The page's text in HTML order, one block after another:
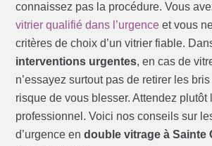
connaissez pas la procédure. Vous
vitrier qualifié dans l’urgence et vous
critères de choix d’un vitrier fiable.
interventions urgentes, en cas de
n’essayez surtout pas de retirer les
risque de vous blesser. Attendez plutôt
professionnel. Voici nos conseils sur
d’urgence endouble vitrage à Sainte